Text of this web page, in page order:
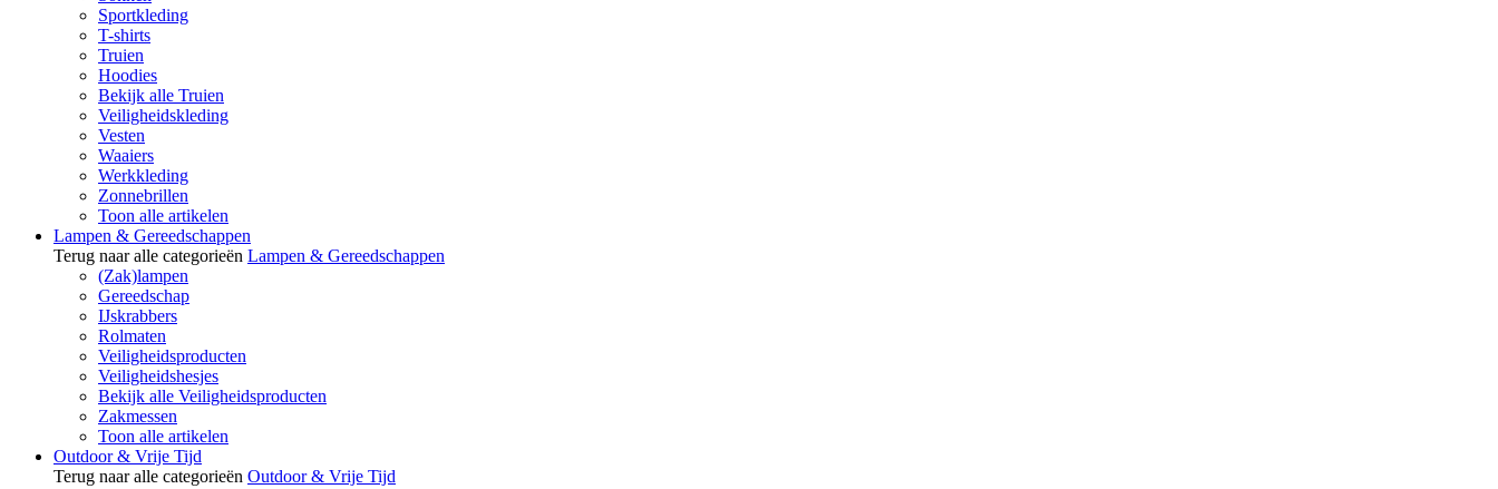
Sportkleding
T-shirts
Truien
Hoodies
Bekijk alle Truien
Veiligheidskleding
Vesten
Waaiers
Werkkleding
Zonnebrillen
Toon alle artikelen
Lampen & Gereedschappen
Terug naar alle categorieën Lampen & Gereedschappen
(Zak)lampen
Gereedschap
IJskrabbers
Rolmaten
Veiligheidsproducten
Veiligheidshesjes
Bekijk alle Veiligheidsproducten
Zakmessen
Toon alle artikelen
Outdoor & Vrije Tijd
Terug naar alle categorieën Outdoor & Vrije Tijd